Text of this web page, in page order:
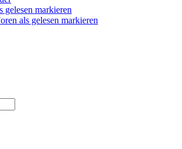
gelesen markieren
als gelesen markieren